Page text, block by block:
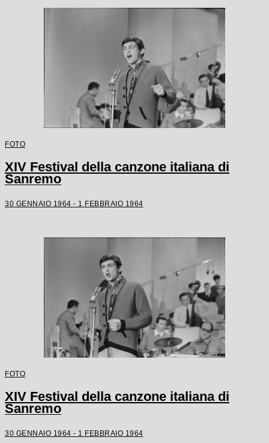
FOTO
XIV Festival della canzone italiana di
Sanremo
30 GENNAIO 1964 - 1 FEBBRAIO 1964
FOTO
XIV Festival della canzone italiana di
Sanremo
30 GENNAIO 1964 - 1 FEBBRAIO 1964